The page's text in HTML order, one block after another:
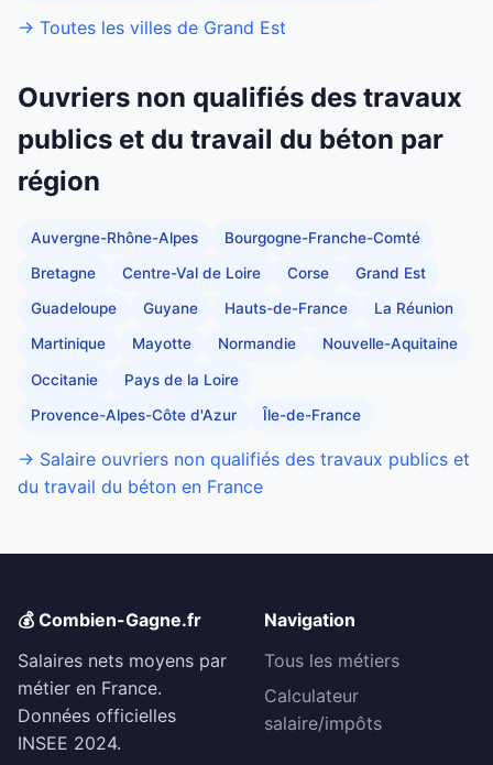
→ Toutes les villes de Grand Est
Ouvriers non qualifiés des travaux
publics et du travail du béton par
région
Auvergne-Rhône-Alpes Bourgogne-Franche-Comté
Bretagne Centre-Val de Loire Corse Grand Est
Guadeloupe Guyane Hauts-de-France La Réunion
Martinique Mayotte Normandie Nouvelle-Aquitaine
Occitanie Pays de la Loire
Provence-Alpes-Côte d'Azur Île-de-France
→ Salaire ouvriers non qualifiés des travaux publics et
du travail du béton en France
💰 Combien-Gagne.fr
Salaires nets moyens par
métier en France.
Données officielles
INSEE 2024.
Navigation
Tous les métiers
Calculateur
salaire/impôts